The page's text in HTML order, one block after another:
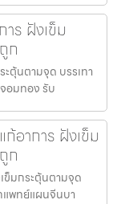
ร ฝังเข็ม
ก
ตุ้นตามจุด บรรเทา
อมทอง รับ
อาการ ฝังเข็ม
ก
ข็มกระตุ้นตามจุด
แพทย์แผนจีนบา